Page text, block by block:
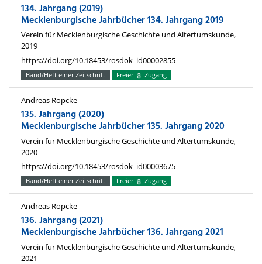
134. Jahrgang (2019)
Mecklenburgische Jahrbücher 134. Jahrgang 2019
Verein für Mecklenburgische Geschichte und Altertumskunde,
2019
https://doi.org/10.18453/rosdok_id00002855
Band/Heft einer Zeitschrift Freier Zugang
Andreas Röpcke
135. Jahrgang (2020)
Mecklenburgische Jahrbücher 135. Jahrgang 2020
Verein für Mecklenburgische Geschichte und Altertumskunde,
2020
https://doi.org/10.18453/rosdok_id00003675
Band/Heft einer Zeitschrift Freier Zugang
Andreas Röpcke
136. Jahrgang (2021)
Mecklenburgische Jahrbücher 136. Jahrgang 2021
Verein für Mecklenburgische Geschichte und Altertumskunde,
2021